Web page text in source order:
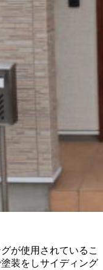
が使用されているこ
装をしサイディング